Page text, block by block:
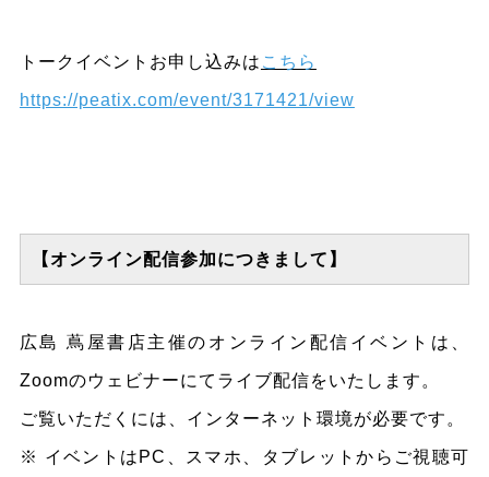
トークイベントお申し込みは こちら
https://peatix.com/event/3171421/view
【オンライン配信参加につきまして】
広島 蔦屋書店主催のオンライン配信イベントは、
Zoomのウェビナーにてライブ配信をいたします。
ご覧いただくには、インターネット環境が必要です。
※ イベントはPC、スマホ、タブレットからご視聴可